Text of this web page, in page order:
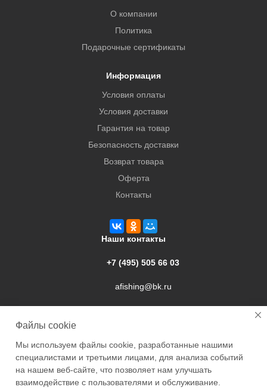
О компании
Политика
Подарочные сертификаты
Информация
Условия оплаты
Условия доставки
Гарантия на товар
Безопасность доставки
Возврат товара
Оферта
Контакты
Наши контакты
+7 (495) 505 66 03
afishing@bk.ru
Файлы cookie
Мы используем файлы cookie, разработанные нашими
специалистами и третьими лицами, для анализа событий
на нашем веб-сайте, что позволяет нам улучшать
взаимодействие с пользователями и обслуживание.